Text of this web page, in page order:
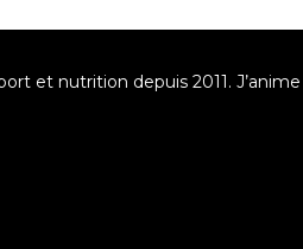
et nutrition depuis 2011.